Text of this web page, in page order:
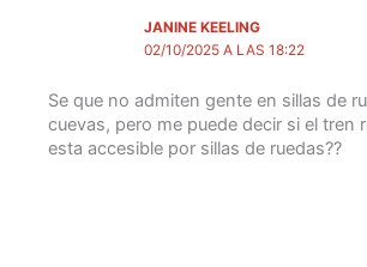
JANINE KEELING
02/10/2025 A LAS 18:22
Se que no admiten gente en sillas de
cuevas, pero me puede decir si el tren
esta accesible por sillas de ruedas??